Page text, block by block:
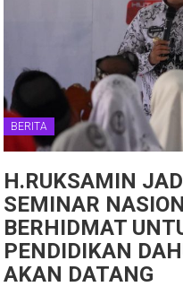
BERITA
H.RUKSAMIN
SEMINAR
BERHIDMAT
PENDIDIKAN
AKAN DATANG